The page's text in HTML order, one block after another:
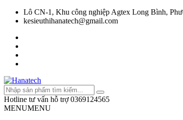
Lô CN-1, Khu công nghiệp Agtex Long Bình,
kesieuthihanatech@gmail.com
Hotline tư vấn hỗ trợ 0369124565
MENUMENU